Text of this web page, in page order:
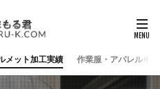
メット加工実績 作業服・アパレル